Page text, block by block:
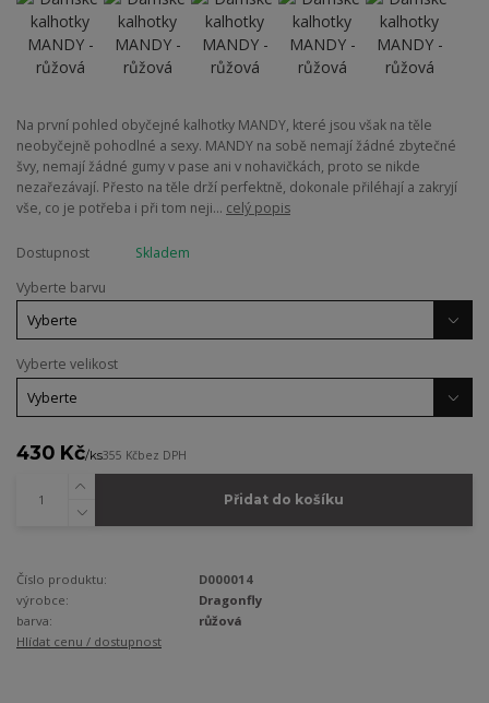
Na první pohled obyčejné kalhotky MANDY, které jsou však na těle
neobyčejně pohodlné a sexy. MANDY na sobě nemají žádné zbytečné
švy, nemají žádné gumy v pase ani v nohavičkách, proto se nikde
nezařezávají. Přesto na těle drží perfektně, dokonale přiléhají a zakryjí
vše, co je potřeba i při tom neji... celý popis
Dostupnost
Skladem
Vyberte barvu
Vyberte velikost
430 Kč/ks355 Kčbez DPH
Přidat do košíku
Číslo produktu:
D000014
výrobce:
Dragonfly
barva:
růžová
Hlídat cenu / dostupnost